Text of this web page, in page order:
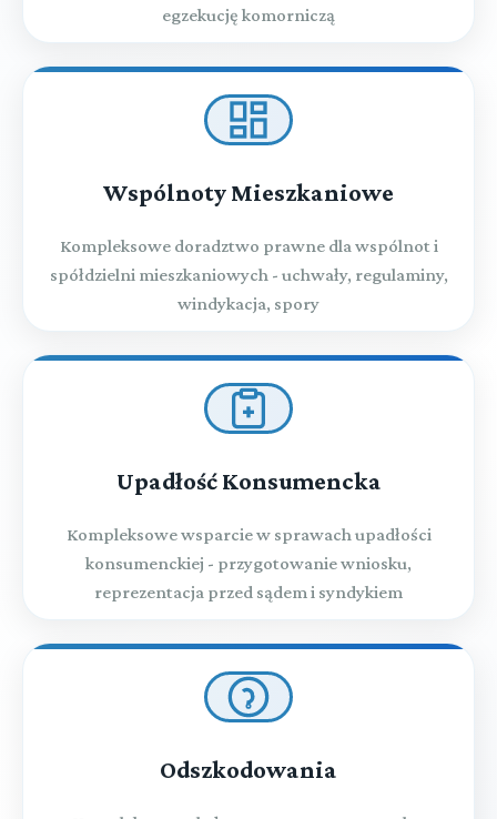
egzekucję komorniczą
Wspólnoty Mieszkaniowe
Kompleksowe doradztwo prawne dla wspólnot i
spółdzielni mieszkaniowych - uchwały, regulaminy,
windykacja, spory
Upadłość Konsumencka
Kompleksowe wsparcie w sprawach upadłości
konsumenckiej - przygotowanie wniosku,
reprezentacja przed sądem i syndykiem
Odszkodowania